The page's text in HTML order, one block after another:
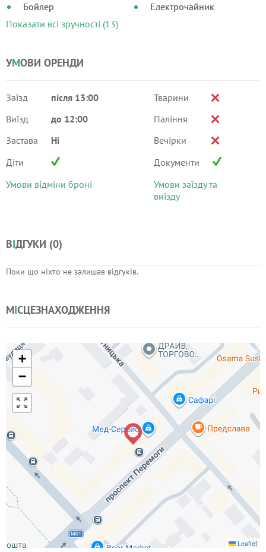
Бойлер
Електрочайник
Показати всі зручності (13)
УМОВИ ОРЕНДИ
Заїзд
після 13:00
Виїзд
до 12:00
Застава
Ні
Діти
Умови відміни броні
Тварини
Паління
Вечірки
Документи
Умови заїзду та
виїзду
ВІДГУКИ (0)
Поки що ніхто не залишав відгуків.
МІСЦЕЗНАХОДЖЕННЯ
+
−
Leaflet